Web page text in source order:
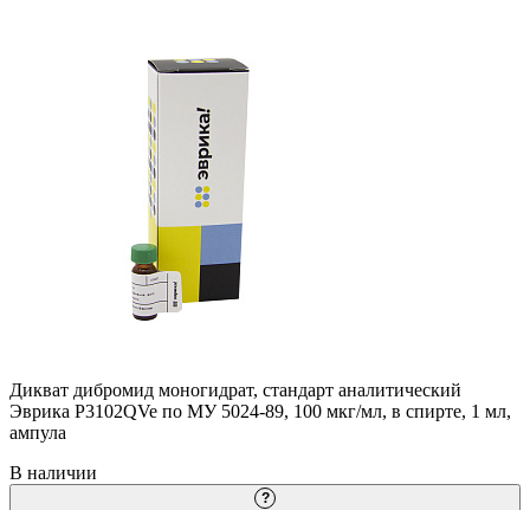
Дикват дибромид моногидрат, стандарт аналитический
Эврика P3102QVe по МУ 5024-89, 100 мкг/мл, в спирте, 1 мл,
ампула
В наличии
?